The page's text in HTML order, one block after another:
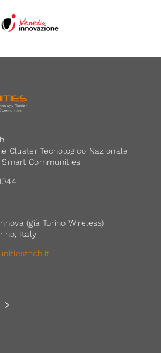
Cluster Tecnologico Nazionale
Communities
(già Torino Wireless)
Italy